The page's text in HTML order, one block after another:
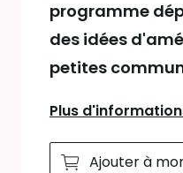
programme
des idées
petites
Plus
Ajouter à